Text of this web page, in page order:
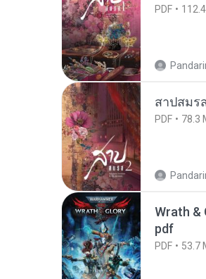
PDF
สาปสมร
PDF 78.3
Wrath &
pdf
PDF 53.7